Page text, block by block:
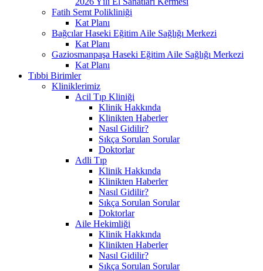
Fatih Semt Polikliniği
Kat Planı
Bağcılar Haseki Eğitim Aile Sağlığı Merkezi
Kat Planı
Gaziosmanpaşa Haseki Eğitim Aile Sağlığı Merkezi
Kat Planı
Tıbbi Birimler
Kliniklerimiz
Acil Tıp Kliniği
Klinik Hakkında
Klinikten Haberler
Nasıl Gidilir?
Sıkça Sorulan Sorular
Doktorlar
Adli Tıp
Klinik Hakkında
Klinikten Haberler
Nasıl Gidilir?
Sıkça Sorulan Sorular
Doktorlar
Aile Hekimliği
Klinik Hakkında
Klinikten Haberler
Nasıl Gidilir?
Sıkça Sorulan Sorular